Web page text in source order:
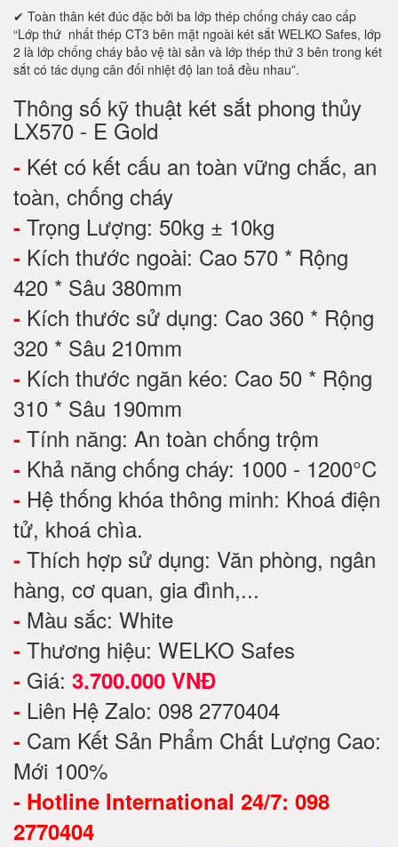
✔ Toàn thân két đúc đặc bởi ba lớp thép chống cháy cao cấp
“Lớp thứ nhất thép CT3 bên mặt ngoài két sắt WELKO Safes, lớp
2 là lớp chống cháy bảo vệ tài sản và lớp thép thứ 3 bên trong két
sắt có tác dụng cân đối nhiệt độ lan toả đều nhau”.
Thông số kỹ thuật két sắt phong thủy
LX570 - E Gold
- Két có kết cấu an toàn vững chắc, an
toàn, chống cháy
- Trọng Lượng: 50kg ± 10kg
- Kích thước ngoài: Cao 570 * Rộng
420 * Sâu 380mm
- Kích thước sử dụng: Cao 360 * Rộng
320 * Sâu 210mm
- Kích thước ngăn kéo: Cao 50 * Rộng
310 * Sâu 190mm
- Tính năng: An toàn chống trộm
- Khả năng chống cháy: 1000 - 1200°C
- Hệ thống khóa thông minh: Khoá điện
tử, khoá chìa.
- Thích hợp sử dụng: Văn phòng, ngân
hàng, cơ quan, gia đình,...
- Màu sắc: White
- Thương hiệu: WELKO Safes
- Giá: 3.700.000 VNĐ
- Liên Hệ Zalo: 098 2770404
- Cam Kết Sản Phẩm Chất Lượng Cao:
Mới 100%
- Hotline International 24/7: 098
2770404